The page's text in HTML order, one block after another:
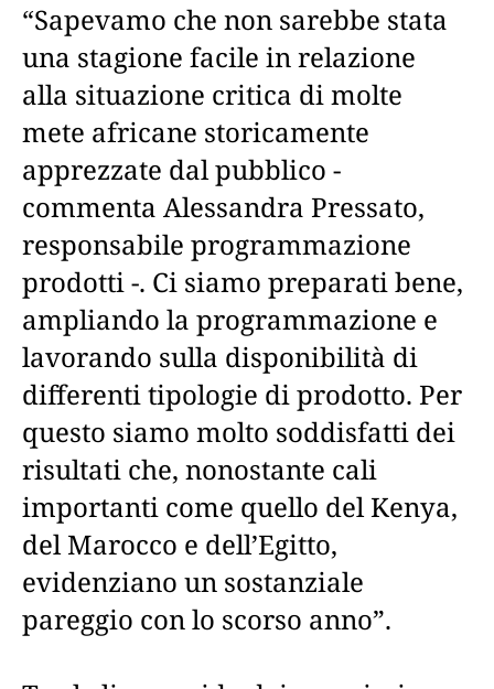
“Sapevamo che non sarebbe stata
una stagione facile in relazione
alla situazione critica di molte
mete africane storicamente
apprezzate dal pubblico -
commenta Alessandra Pressato,
responsabile programmazione
prodotti -. Ci siamo preparati bene,
ampliando la programmazione e
lavorando sulla disponibilità di
differenti tipologie di prodotto. Per
questo siamo molto soddisfatti dei
risultati che, nonostante cali
importanti come quello del Kenya,
del Marocco e dell’Egitto,
evidenziano un sostanziale
pareggio con lo scorso anno”.